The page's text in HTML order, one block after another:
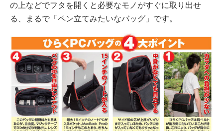
の上などでフタを開くと必要なモノがすぐに取り出せ
る、まるで「ペン立てみたいなバッグ」です。